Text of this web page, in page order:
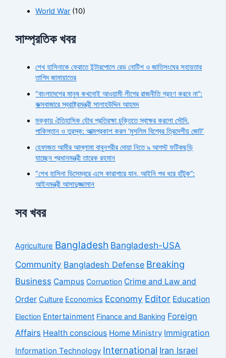
World War (10)
সাম্প্রতিক খবর
শেখ হাসিনাকে ফেরাতে ইন্টারপোলে রেড নোটিশ ও জাতিসংঘের সহায়তার
তাগিদ জামায়াতের
“বাংলাদেশের মানুষ কখনোই আওয়ামী লীগের রাজনীতি গ্রহণ করবে না”:
কক্সবাজারে স্বরাষ্ট্রমন্ত্রী সালাহউদ্দিন আহমদ
মক্কায় ঐতিহাসিক যৌথ প্রতিরক্ষা চুক্তিতে স্বাক্ষর করলো সৌদি,
পাকিস্তান ও তুরস্ক: আত্মপ্রকাশ করল ‘মুসলিম বিশ্বের ত্রিদেশীয় জোট’
হেফাজত আমীর আল্লামা বাবুনগরীর দোয়া নিতে ৯ আগস্ট ফটিকছড়ি
যাচ্ছেন প্রধানমন্ত্রী তারেক রহমান
“শেখ হাসিনা ডিসেম্বরে এসে কারাগারে যান, আইনি পথ ধরে হাঁটুক”:
আইনমন্ত্রী আসাদুজ্জামান
সব খবর
Agriculture Bangladesh Bangladesh-USA
Community Bangladesh Defense Breaking
Business Campus Corruption Crime and Law and
Order Culture Economics Economy Editor Education
Election Entertainment Finance and Banking Foreign
Affairs Health conscious Home Ministry Immigration
Information Technology International Iran Israel